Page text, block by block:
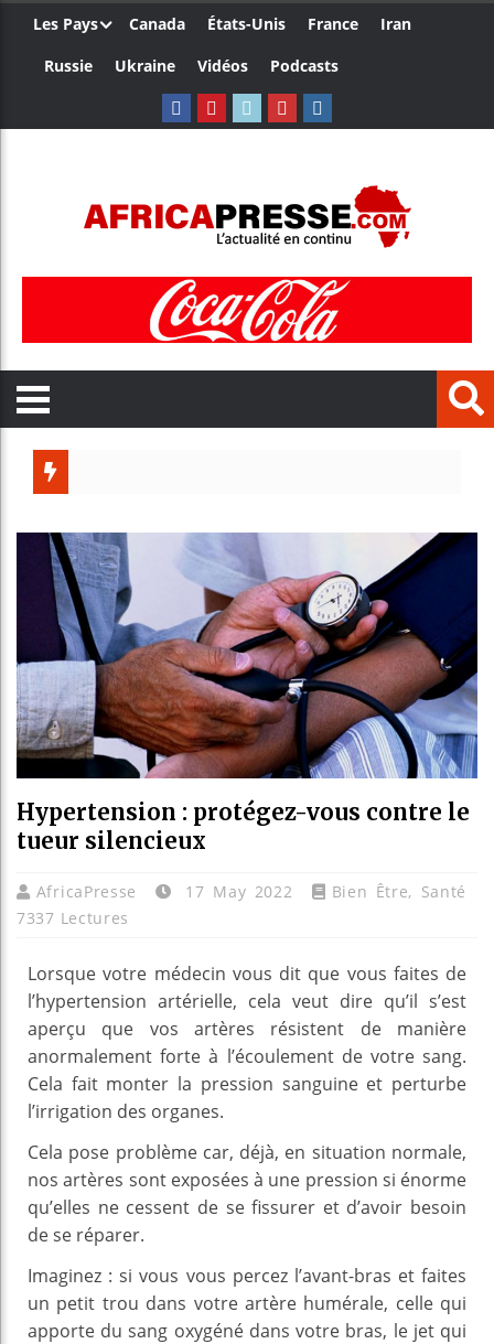
Les Pays Canada États-Unis France
Iran
Russie
Ukraine Vidéos Podcasts
Réforme
Bénin : Patrice
Aliko Dangote et
Hypertension : protégez-vous contre le
tueur silencieux
AfricaPresse 17 May 2022 Bien Être, Santé
7337 Lectures
Lorsque votre médecin vous dit que vous faites de
l’hypertension artérielle, cela veut dire qu’il s’est
aperçu que vos artères résistent de manière
anormalement forte à l’écoulement de votre sang.
Cela fait monter la pression sanguine et perturbe
l’irrigation des organes.
Cela pose problème car, déjà, en situation normale,
nos artères sont exposées à une pression si énorme
qu’elles ne cessent de se fissurer et d’avoir besoin
de se réparer.
Imaginez : si vous vous percez l’avant-bras et faites
un petit trou dans votre artère humérale, celle qui
apporte du sang oxygéné dans votre bras, le jet qui